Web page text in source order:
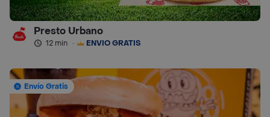
Presto Urbano
12 min · ENVÍO GRATIS
Envío Gratis